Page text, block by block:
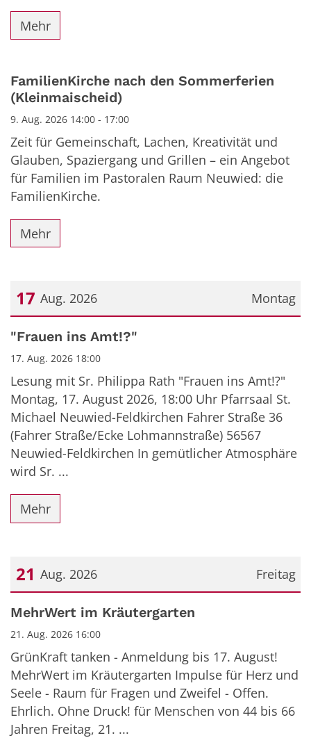
Mehr
FamilienKirche nach den Sommerferien
(Kleinmaischeid)
9. Aug. 2026 14:00 - 17:00
Zeit für Gemeinschaft, Lachen, Kreativität und
Glauben, Spaziergang und Grillen – ein Angebot
für Familien im Pastoralen Raum Neuwied: die
FamilienKirche.
Mehr
Montag
17 Aug. 2026
Datum: 17. August 2026
"Frauen ins Amt!?"
17. Aug. 2026 18:00
Lesung mit Sr. Philippa Rath "Frauen ins Amt!?"
Montag, 17. August 2026, 18:00 Uhr Pfarrsaal St.
Michael Neuwied-Feldkirchen Fahrer Straße 36
(Fahrer Straße/Ecke Lohmannstraße) 56567
Neuwied-Feldkirchen In gemütlicher Atmosphäre
wird Sr. ...
Mehr
Freitag
21 Aug. 2026
Datum: 21. August 2026
MehrWert im Kräutergarten
21. Aug. 2026 16:00
GrünKraft tanken - Anmeldung bis 17. August!
MehrWert im Kräutergarten Impulse für Herz und
Seele - Raum für Fragen und Zweifel - Offen.
Ehrlich. Ohne Druck! für Menschen von 44 bis 66
Jahren Freitag, 21. ...